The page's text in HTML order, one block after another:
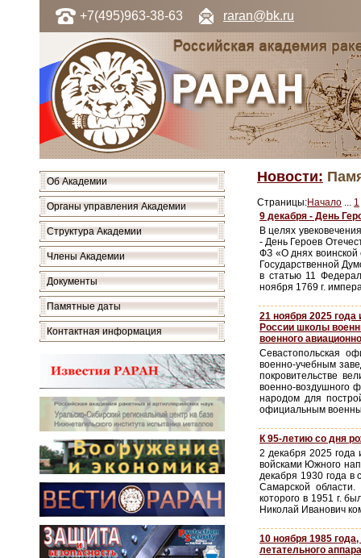
+7(495)963-38-63 raran@bk.ru
Об Академии
Органы управления Академии
Структура Академии
Члены Академии
Документы
Памятные даты
Контактная информация
Новости:
Страницы:Начало ... 1
9 декабря - День
В целях
- День Героев
ФЗ «О днях
Государственной
в статью 11
ноября 1769 г.
21 ноября 2025
России школы
военного
Севастопольская
военно-учебным
покровительстве
военно-воздушного
народом для
официальным
К 95-летию со дня
2 декабря 2025 года
войсками Южного
декабря 1930 года в
Самарской
которого в 1951 г.
Николай Иванович
10 ноября 1985
летательного